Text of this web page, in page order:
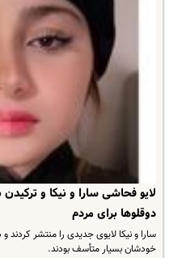
لایو فحاشی سارا و نیکا و
دوقلوها برای مردم
سارا و نیکا لایوی جدیدی را منتشر
خودشان بسیار متأسف بودند.